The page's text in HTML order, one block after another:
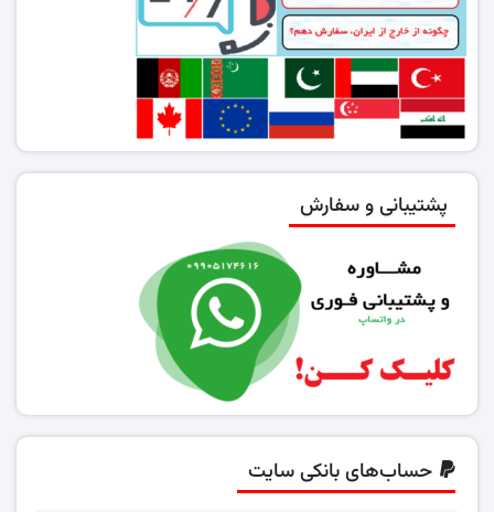
پشتیبانی و سفارش
حساب‌های بانکی سایت